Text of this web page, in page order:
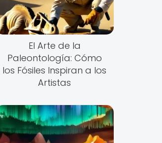
El Arte de la
Paleontología: Cómo
los Fósiles Inspiran a los
Artistas